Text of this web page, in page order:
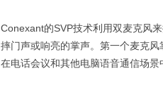
Conexant的SVP技术利用双麦克风
摔门声或响亮的掌声。第一个麦克
在电话会议和其他电脑语音通信场景